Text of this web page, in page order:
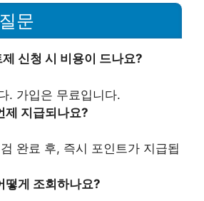
문
신청 시 비용이 드나요?
. 가입은 무료입니다.
제 지급되나요?
완료 후, 즉시 포인트가 지급됩
떻게 조회하나요?